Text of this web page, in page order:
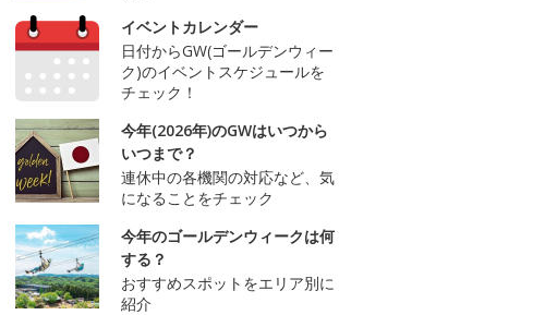
イベントカレンダー
日付からGW(ゴールデンウィー
ク)のイベントスケジュールを
チェック！
今年(2026年)のGWはいつから
いつまで？
連休中の各機関の対応など、気
になることをチェック
今年のゴールデンウィークは何
する？
おすすめスポットをエリア別に
紹介